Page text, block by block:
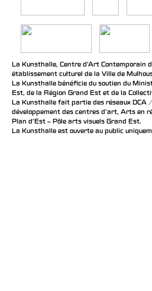
La Kunsthalle, Centre d’Art Contemporain
établissement culturel de la Ville de
La Kunsthalle bénéficie du soutien du
Est, de la Région Grand Est et de la
La Kunsthalle fait partie des réseaux DCA
développement des centres d'art, Arts en
Plan d’Est – Pôle arts visuels Grand Est.
La Kunsthalle est ouverte au public